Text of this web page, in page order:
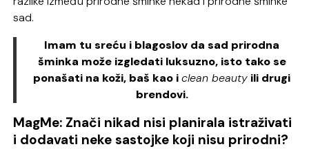
sad.
Imam tu sreću i blagoslov da sad prirodna
šminka može izgledati luksuzno, isto tako se
ponašati na koži, baš kao iclean beauty ili drugi
brendovi.
MagMe: Znači nikad nisi planirala istraživati
i dodavati neke sastojke koji nisu prirodni?